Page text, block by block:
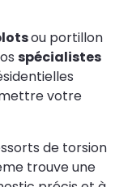
ou portillon
spécialistes
votre
de torsion
trouve une